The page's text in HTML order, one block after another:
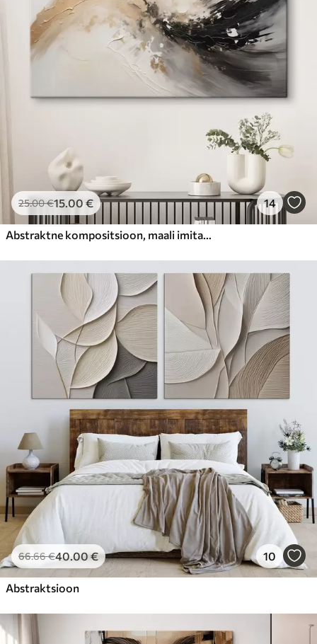
25.00€15.00 € 14
Abstraktne kompositsioon, maali imitatsioon
66.66€40.00€ 10
Abstraktsioon